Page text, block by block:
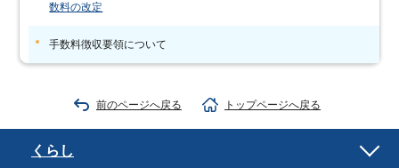
数料の改定
手数料徴収要領について
前のページへ戻る トップページへ戻る
くらし